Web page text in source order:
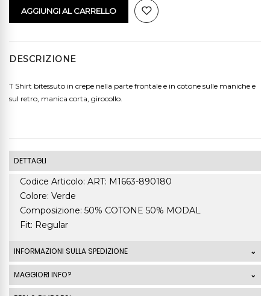
AGGIUNGI AL CARRELLO
DESCRIZIONE
T Shirt bitessuto in crepe nella parte frontale e in cotone sulle maniche e
sul retro, manica corta, girocollo.
DETTAGLI
Codice Articolo: ART: M1663-890180
Colore: Verde
Composizione: 50% COTONE 50% MODAL
Fit: Regular
INFORMAZIONI SULLA SPEDIZIONE
Le spedizioni standard Italia di ordini che superano
99,00 Euro sono GRATUITE. La spedizione standard
MAGGIORI INFO?